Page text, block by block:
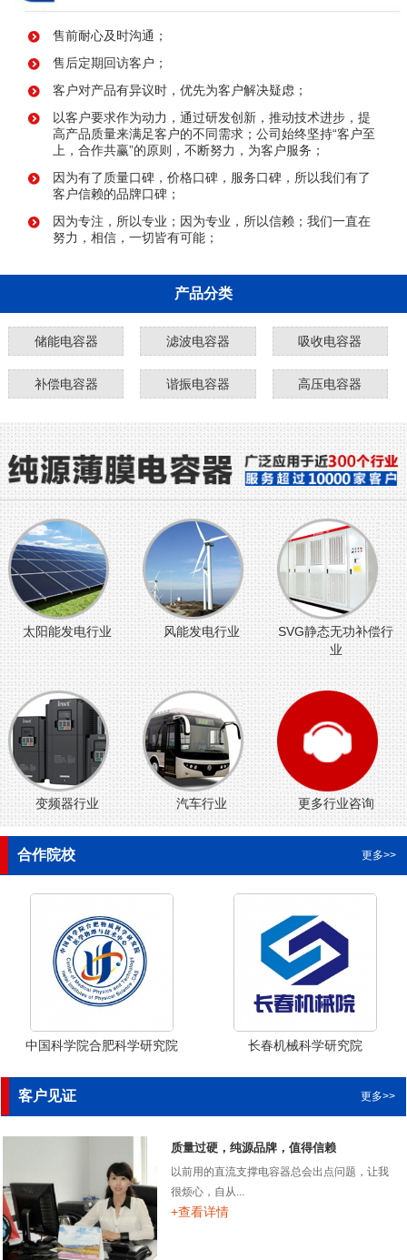
售前耐心及时沟通；
售后定期回访客户；
客户对产品有异议时，优先为客户解决疑虑；
以客户要求作为动力，通过研发创新，推动技术进步，提
高产品质量来满足客户的不同需求；公司始终坚持“客户至
上，合作共赢”的原则，不断努力，为客户服务；
因为有了质量口碑，价格口碑，服务口碑，所以我们有了
客户信赖的品牌口碑；
因为专注，所以专业；因为专业，所以信赖；我们一直在
努力，相信，一切皆有可能；
产品分类
储能电容器 滤波电容器 吸收电容器
补偿电容器 谐振电容器 高压电容器
太阳能发电行业 风能发电行业
SVG静态无功补偿行
业
变频器行业 汽车行业 更多行业咨询
合作院校 更多>>
中国科学院合肥科学研究院 长春机械科学研究院
客户见证 更多>>
质量过硬，纯源品牌，值得信赖
以前用的直流支撑电容器总会出点问题，让我
很烦心，自从...
+查看详情